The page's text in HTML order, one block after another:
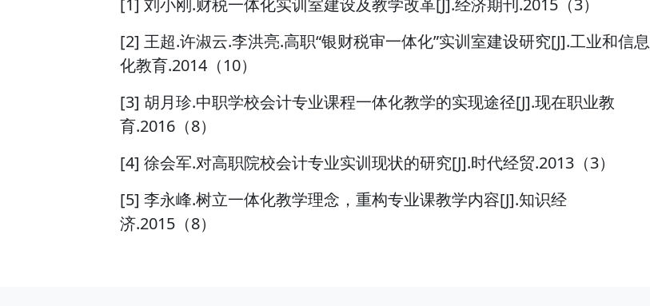
[1] 刘小刚.财税一体化实训室建设及教学改革[J].经济期刊.2015（3）
[2] 王超.许淑云.李洪亮.高职“银财税审一体化”实训室建设研究[J].工业和信息
化教育.2014（10）
[3] 胡月珍.中职学校会计专业课程一体化教学的实现途径[J].现在职业教
育.2016（8）
[4] 徐会军.对高职院校会计专业实训现状的研究[J].时代经贸.2013（3）
[5] 李永峰.树立一体化教学理念，重构专业课教学内容[J].知识经
济.2015（8）